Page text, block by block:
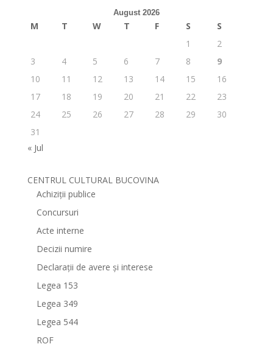
August 2026
M T W T F S
S
1
2
3
4 5 6 7 8
9
10
11 12 13 14 15
16
17
18 19 20 21 22
23
24
25 26 27 28 29
30
31
« Jul
CENTRUL CULTURAL BUCOVINA
Achiziții publice
Concursuri
Acte interne
Decizii numire
Declarații de avere și interese
Legea 153
Legea 349
Legea 544
ROF